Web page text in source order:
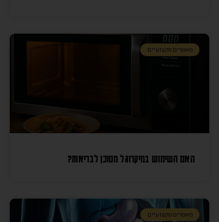
מאמרים מקצועיים
האם השימוש במיקרוגל מסוכן לבריאות?
מאמרים מקצועיים